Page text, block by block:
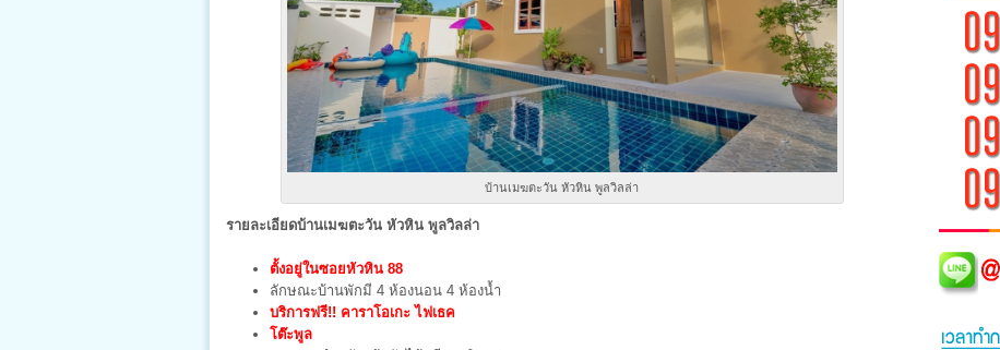
บ้านเมฆตะวัน หัวหิน พูลวิลล่า
รายละเอียดบ้านเมฆตะวัน หัวหิน พูลวิลล่า
ตั้งอยู่ในซอยหัวหิน 88
ลักษณะบ้านพักมี 4 ห้องนอน 4 ห้องน้ำ
บริการฟรี!! คาราโอเกะ ไฟเธค
โต๊ะพูล